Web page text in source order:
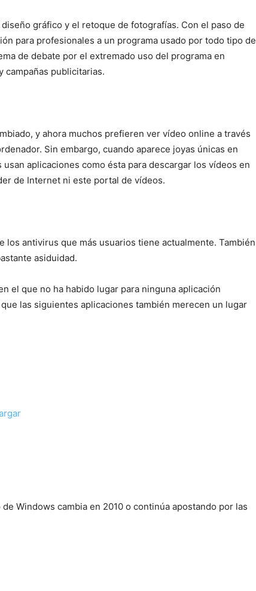
gráfico y el retoque de fotografías. Con el paso de
para profesionales a un programa usado por todo tipo de
de debate por el extremado uso del programa en
campañas publicitarias.
y ahora muchos prefieren ver vídeo online a través
Sin embargo, cuando aparece joyas únicas en
aplicaciones como ésta para descargar los vídeos en
de Internet ni este portal de vídeos.
los antivirus que más usuarios tiene actualmente. También
asiduidad.
el que no ha habido lugar para ninguna aplicación
las siguientes aplicaciones también merecen un lugar
Windows cambia en 2010 o continúa apostando por las